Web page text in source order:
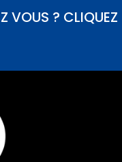
VOUS ? CLIQUEZ